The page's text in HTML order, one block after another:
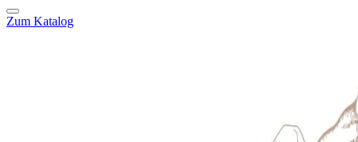
Zum Katalog